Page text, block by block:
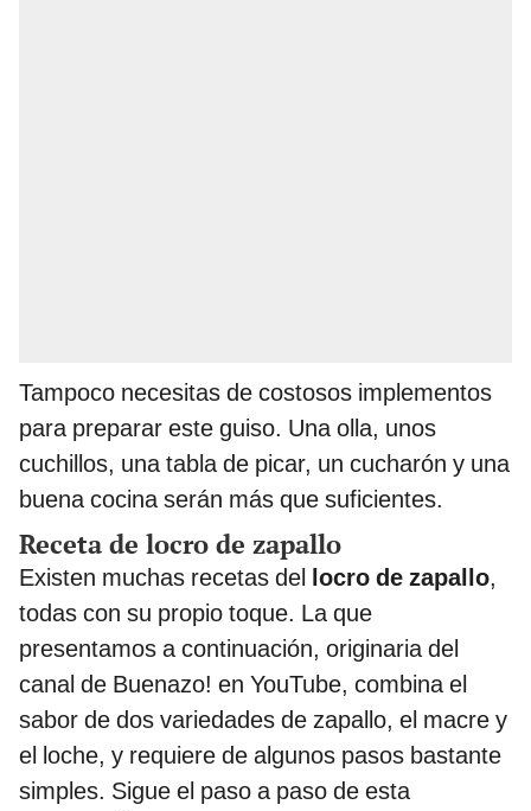
Tampoco necesitas de costosos implementos
para preparar este guiso. Una olla, unos
cuchillos, una tabla de picar, un cucharón y una
buena cocina serán más que suficientes.
Receta de locro de zapallo
Existen muchas recetas del locro de zapallo,
todas con su propio toque. La que
presentamos a continuación, originaria del
canal de Buenazo! en YouTube, combina el
sabor de dos variedades de zapallo, el macre y
el loche, y requiere de algunos pasos bastante
simples. Sigue el paso a paso de esta